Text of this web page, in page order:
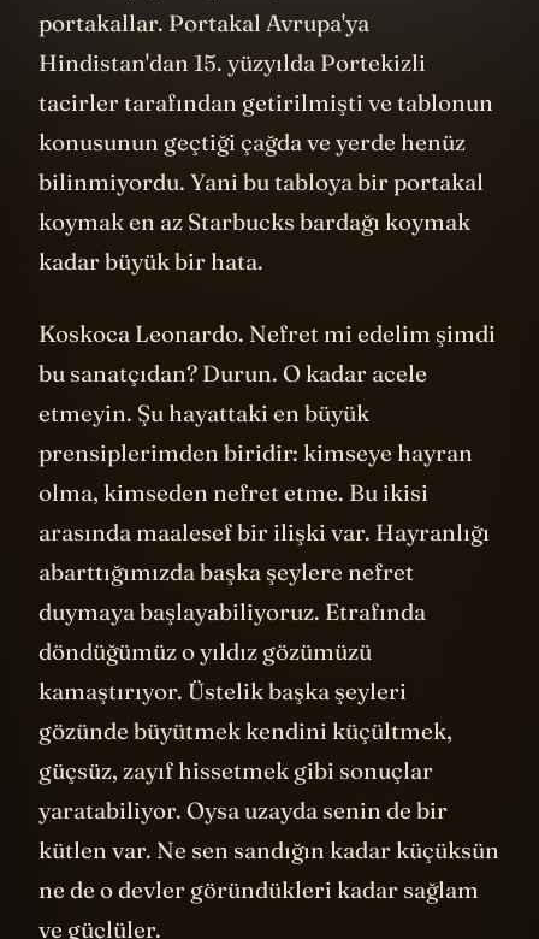
portakallar. Portakal Avrupa'ya
Hindistan'dan 15. yüzyılda Portekizli
tacirler tarafından getirilmişti ve tablonun
konusunun geçtiği çağda ve yerde henüz
bilinmiyordu. Yani bu tabloya bir portakal
koymak en az Starbucks bardağı koymak
kadar büyük bir hata.
Koskoca Leonardo. Nefret mi edelim şimdi
bu sanatçıdan? Durun. O kadar acele
etmeyin. Şu hayattaki en büyük
prensiplerimden biridir: kimseye hayran
olma, kimseden nefret etme. Bu ikisi
arasında maalesef bir ilişki var. Hayranlığı
abarttığımızda başka şeylere nefret
duymaya başlayabiliyoruz. Etrafında
döndüğümüz o yıldız gözümüzü
kamaştırıyor. Üstelik başka şeyleri
gözünde büyütmek kendini küçültmek,
güçsüz, zayıf hissetmek gibi sonuçlar
yaratabiliyor. Oysa uzayda senin de bir
kütlen var. Ne sen sandığın kadar küçüksün
ne de o devler göründükleri kadar sağlam
ve güçlüler.